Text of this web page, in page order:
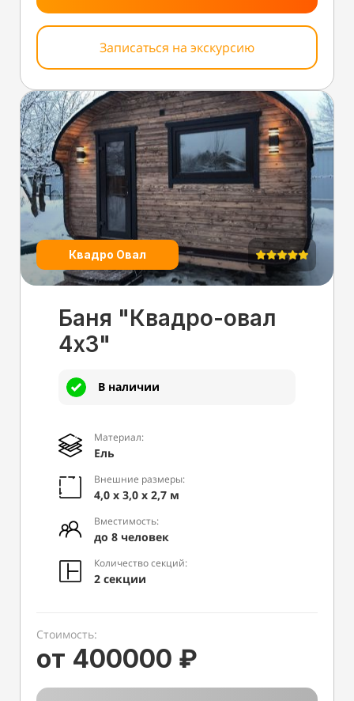
Записаться на экскурсию
Квадро Овал
Баня "Квадро-овал
4х3"
В наличии
Материал:
Ель
Внешние размеры:
4,0 х 3,0 х 2,7 м
Вместимость:
до 8 человек
Количество секций:
2 секции
Стоимость:
от 400000 ₽